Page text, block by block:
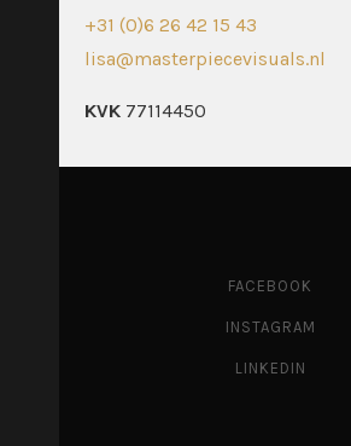
+31 (0)6 26 42 15 43
lisa@masterpiecevisuals.nl
KVK 77114450
FACEBOOK
INSTAGRAM
LINKEDIN